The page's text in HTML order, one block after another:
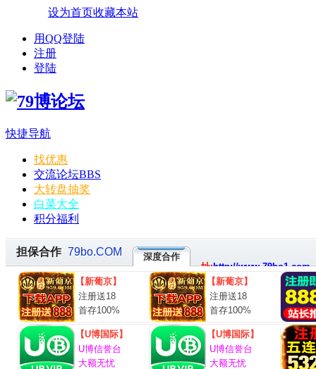
设为首页收藏本站
用QQ登陆
注册
登陆
快捷导航
找优惠
交流论坛BBS
大转盘抽奖
白菜大全
积分福利